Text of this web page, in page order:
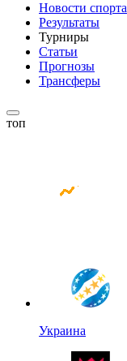
Новости спорта
Результаты
Турниры
Статьи
Прогнозы
Трансферы
топ
Украина